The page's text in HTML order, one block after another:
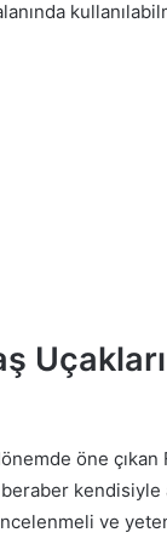
Uçakları
öne
kendisiyle
ve